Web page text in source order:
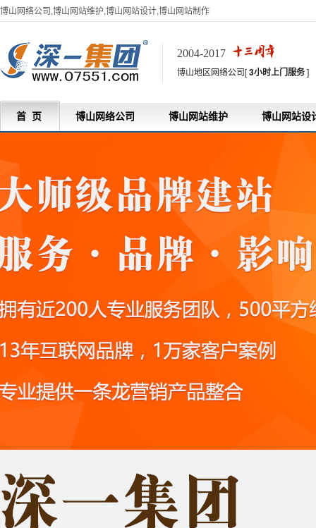
博山网络公司,博山网站维护,博山网站设计,博山网站制作
2004-2017
博山地区网络公司[3小时上门服务]
首 页 博山网络公司 博山网站维护 博山网站设